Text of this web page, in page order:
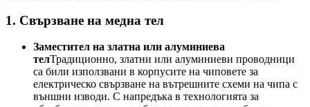
1. Свързване на медна тел
Заместител на златна или алуминиева
телТрадиционно, златни или алуминиеви проводници
са били използвани в корпусите на чиповете за
електрическо свързване на вътрешните схеми на чипа с
външни изводи. С напредъка в технологията за